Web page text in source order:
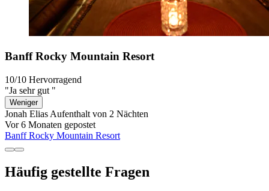
Banff Rocky Mountain Resort
10/10 Hervorragend
"Ja sehr gut "
Weniger
Jonah Elias Aufenthalt von 2 Nächten
Vor 6 Monaten gepostet
Banff Rocky Mountain Resort
Häufig gestellte Fragen